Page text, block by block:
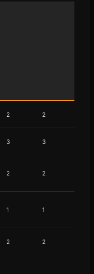
2 2
3 3
2 2
1 1
2 2